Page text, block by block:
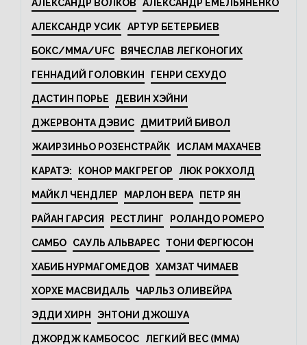
АЛЕКСАНДР ВОЛКОВ АЛЕКСАНДР ЕМЕЛЬЯНЕНКО
АЛЕКСАНДР УСИК АРТУР БЕТЕРБИЕВ
БОКС/MMA/UFC ВЯЧЕСЛАВ ЛЕГКОНОГИХ
ГЕННАДИЙ ГОЛОВКИН ГЕНРИ СЕХУДО
ДАСТИН ПОРЬЕ ДЕВИН ХЭЙНИ
ДЖЕРВОНТА ДЭВИС ДМИТРИЙ БИВОЛ
ЖАИРЗИНЬО РОЗЕНСТРАЙК ИСЛАМ МАХАЧЕВ
КАРАТЭ: КОНОР МАКГРЕГОР ЛЮК РОКХОЛД
МАЙКЛ ЧЕНДЛЕР МАРЛОН ВЕРА ПЕТР ЯН
РАЙАН ГАРСИЯ РЕСТЛИНГ РОЛАНДО РОМЕРО
САМБО САУЛЬ АЛЬВАРЕС ТОНИ ФЕРГЮСОН
ХАБИБ НУРМАГОМЕДОВ ХАМЗАТ ЧИМАЕВ
ХОРХЕ МАСВИДАЛЬ ЧАРЛЬЗ ОЛИВЕЙРА
ЭДДИ ХИРН ЭНТОНИ ДЖОШУА
ДЖОРДЖ КАМБОСОС ЛЕГКИЙ ВЕС (MMA)